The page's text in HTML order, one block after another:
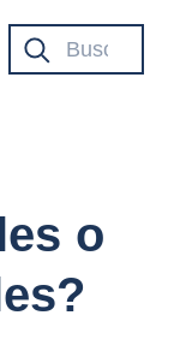
Buscar en MuyWellFit
o